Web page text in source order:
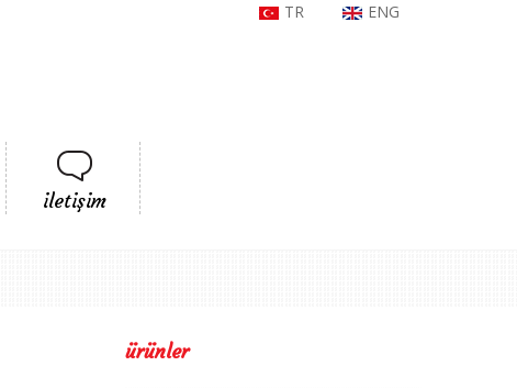
TR ENG
iletişim
ürünler